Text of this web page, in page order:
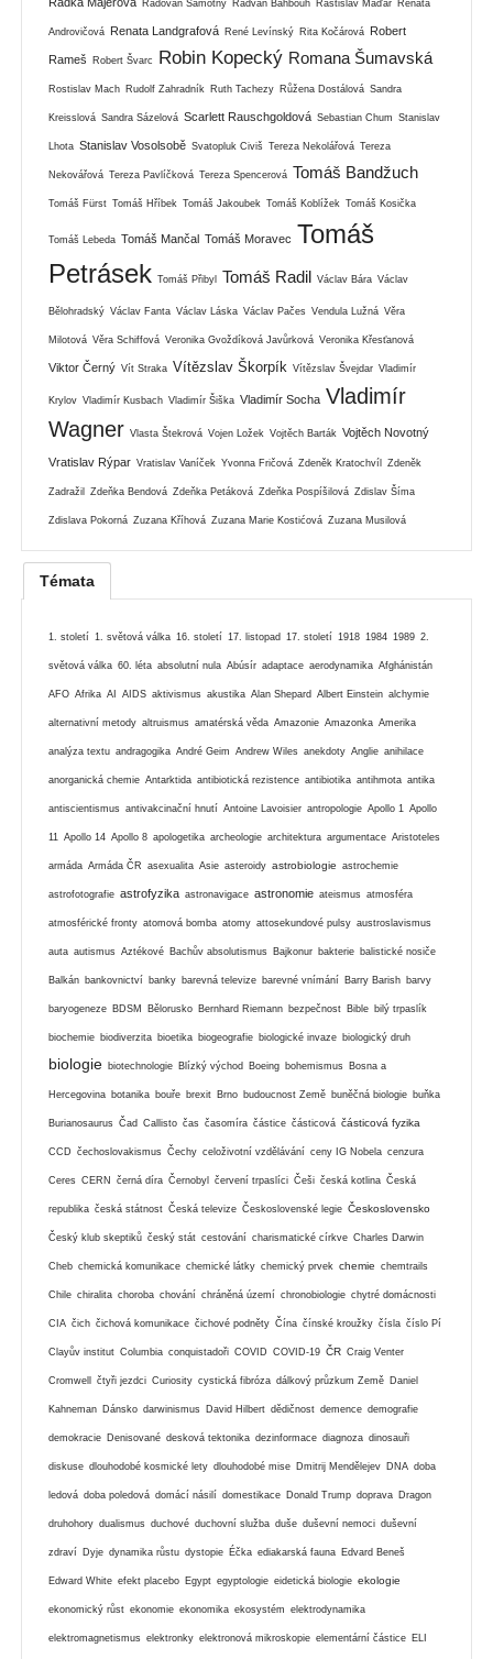
Radovan Samotný Radvan Bahbouh Rastislav Maďar Renáta
Androvičová Renata Landgrafová René Levínský Rita Kočárová Robert
Rameš Robert Švarc Robin Kopecký Romana Šumavská
Rostislav Mach Rudolf Zahradník Ruth Tachezy Růžena Dostálová Sandra
Kreisslová Sandra Sázelová Scarlett Rauschgoldová Sebastian Chum Stanislav
Lhota Stanislav Vosolsobě Svatopluk Civiš Tereza Nekolářová Tereza
Nekovářová Tereza Pavlíčková Tereza Spencerová Tomáš Bandžuch
Tomáš Fürst Tomáš Hříbek Tomáš Jakoubek Tomáš Koblížek Tomáš Kosička
Tomáš Lebeda Tomáš Mančal Tomáš Moravec Tomáš
Petrásek Tomáš Přibyl Tomáš Radil Václav Bára Václav
Bělohradský Václav Fanta Václav Láska Václav Pačes Vendula Lužná Věra
Milotová Věra Schiffová Veronika Gvoždíková Javůrková Veronika Křesťanová
Viktor Černý Vít Straka Vítězslav Škorpík Vítězslav Švejdar Vladimír
Krylov Vladimír Kusbach Vladimír Šiška Vladimír Socha Vladimír
Wagner Vlasta Štekrová Vojen Ložek Vojtěch Barták Vojtěch Novotný
Vratislav Rýpar Vratislav Vaníček Yvonna Fričová Zdeněk Kratochvíl Zdeněk
Zadražil Zdeňka Bendová Zdeňka Petáková Zdeňka Pospíšilová Zdislav Šíma
Zdislava Pokorná Zuzana Kříhová Zuzana Marie Kostićová Zuzana Musilová
Témata
1. století 1. světová válka 16. století 17. listopad 17. století 1918 1984 1989 2.
světová válka 60. léta absolutní nula Abúsír adaptace aerodynamika Afghánistán
AFO Afrika AI AIDS aktivismus akustika Alan Shepard Albert Einstein alchymie
alternativní metody altruismus amatérská věda Amazonie Amazonka Amerika
analýza textu andragogika André Geim Andrew Wiles anekdoty Anglie anihilace
anorganická chemie Antarktida antibiotická rezistence antibiotika antihmota antika
antiscientismus antivakcinační hnutí Antoine Lavoisier antropologie Apollo 1 Apollo
11 Apollo 14 Apollo 8 apologetika archeologie architektura argumentace Aristoteles
armáda Armáda ČR asexualita Asie asteroidy astrobiologie astrochemie
astrofotografie astrofyzika astronavigace astronomie ateismus atmosféra
atmosférické fronty atomová bomba atomy attosekundové pulsy austroslavismus
auta autismus Aztékové Bachův absolutismus Bajkonur bakterie balistické nosiče
Balkán bankovnictví banky barevná televize barevné vnímání Barry Barish barvy
baryogeneze BDSM Bělorusko Bernhard Riemann bezpečnost Bible bilý trpaslík
biochemie biodiverzita bioetika biogeografie biologické invaze biologický druh
biologie biotechnologie Blízký východ Boeing bohemismus Bosna a
Hercegovina botanika bouře brexit Brno budoucnost Země buněčná biologie buňka
Burianosaurus Čad Callisto čas časomíra částice částicová částicová fyzika
CCD čechoslovakismus Čechy celoživotní vzdělávání ceny IG Nobela cenzura
Ceres CERN černá díra Černobyl červení trpaslíci Češi česká kotlina Česká
republika česká státnost Česká televize Československé legie Československo
Český klub skeptiků český stát cestování charismatické církve Charles Darwin
Cheb chemická komunikace chemické látky chemický prvek chemie chemtrails
Chile chiralita choroba chování chráněná území chronobiologie chytré domácnosti
CIA čich čichová komunikace čichové podněty Čína čínské kroužky čísla číslo Pí
Clayův institut Columbia conquistadoři COVID COVID-19 ČR Craig Venter
Cromwell čtyři jezdci Curiosity cystická fibróza dálkový průzkum Země Daniel
Kahneman Dánsko darwinismus David Hilbert dědičnost demence demografie
demokracie Denisované desková tektonika dezinformace diagnoza dinosauři
diskuse dlouhodobé kosmické lety dlouhodobé mise Dmitrij Mendělejev DNA doba
ledová doba poledová domácí násilí domestikace Donald Trump doprava Dragon
druhohory dualismus duchové duchovní služba duše duševní nemoci duševní
zdraví Dyje dynamika růstu dystopie Éčka ediakarská fauna Edvard Beneš
Edward White efekt placebo Egypt egyptologie eidetická biologie ekologie
ekonomický růst ekonomie ekonomika ekosystém elektrodynamika
elektromagnetismus elektronky elektronová mikroskopie elementární částice ELI